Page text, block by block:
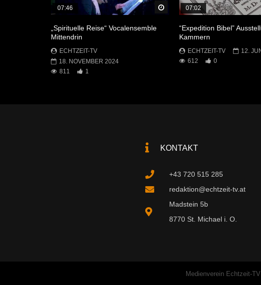
Später Ansehen
07:46
„Spirituelle Reise“ Vocalensemble
Mittendrin
ECHTZEIT-TV
18. NOVEMBER 2024
811
1
07:02
“Expedition Bibel”
Kammern
ECHTZEIT-TV
12.
612
0
KONTAKT
+43 720 515 285
redaktion@echtzeit-tv.at
Madstein 5b
8770 St. Michael i. O.
Medienverein Echtzeit-